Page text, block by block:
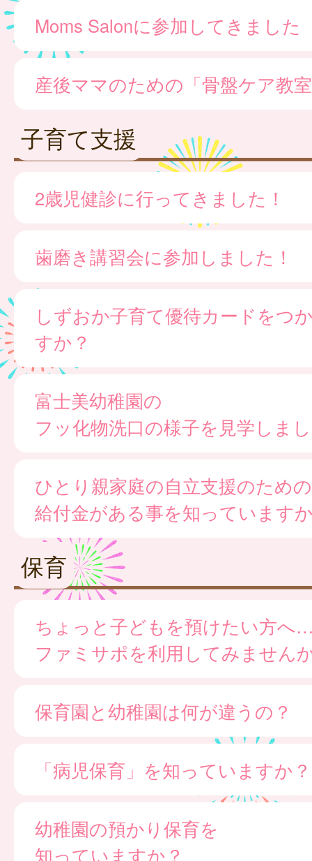
Moms Salonに参加してきました
産後ママのための「骨盤ケア教
子育て支援
2歳児健診に行ってきました！
歯磨き講習会に参加しました！
しずおか子育て優待カードをつ
すか？
富士美幼稚園の
フッ化物洗口の様子を見学しま
ひとり親家庭の自立支援のための
給付金がある事を知っています
保育
ちょっと子どもを預けたい方へ
ファミサポを利用してみません
保育園と幼稚園は何が違うの？
「病児保育」を知っていますか？
幼稚園の預かり保育を
知っていますか？